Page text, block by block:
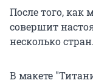
После того, как
совершит
несколько стран.
В макете